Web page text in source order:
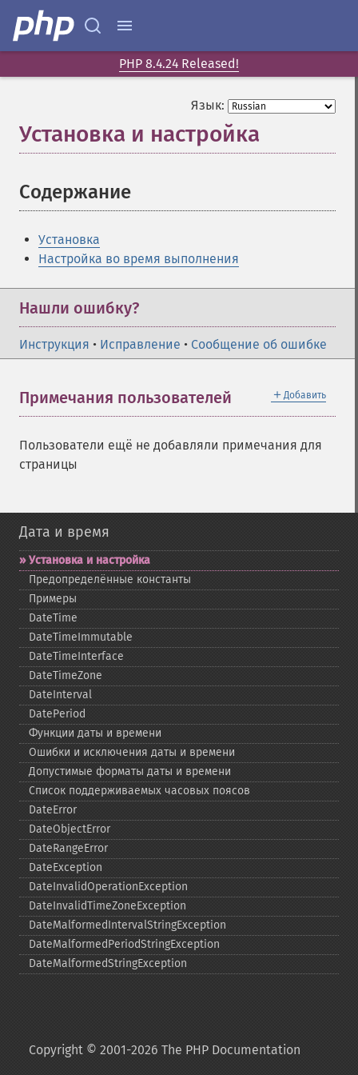
PHP 8.4.24 Released!
Язык:
Установка и настройка
Содержание
Установка
Настройка во время выполнения
Нашли ошибку?
Инструкция • Исправление • Сообщение об ошибке
＋ Добавить
Примечания пользователей
Пользователи ещё не добавляли примечания для
страницы
Дата и время
Установка и настройка
Предопределённые константы
Примеры
DateTime
DateTimeImmutable
DateTimeInterface
DateTimeZone
DateInterval
DatePeriod
Функции даты и времени
Ошибки и исключения даты и времени
Допустимые форматы даты и времени
Список поддерживаемых часовых поясов
DateError
DateObjectError
DateRangeError
DateException
DateInvalidOperationException
DateInvalidTimeZoneException
DateMalformedIntervalStringException
DateMalformedPeriodStringException
DateMalformedStringException
Copyright © 2001-2026 The PHP Documentation